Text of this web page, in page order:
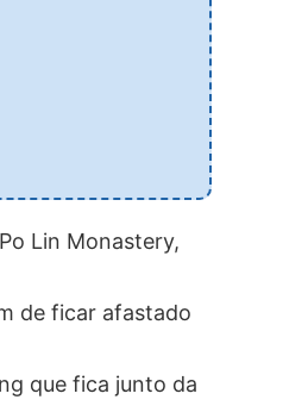
Lin Monastery,
de ficar afastado
que fica junto da